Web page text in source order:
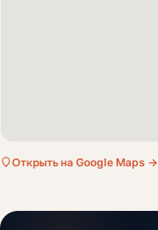
Открыть на Google Maps →